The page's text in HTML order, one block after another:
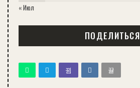
« Июл
ПОДЕЛИТЬСЯ